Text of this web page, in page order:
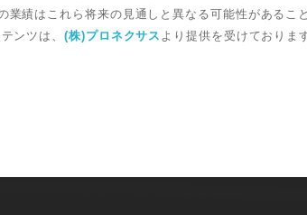
業績はこれら将来の見通しと異なる可能性があるこ
ンツは、(株)プロネクサス より提供を受けておりま